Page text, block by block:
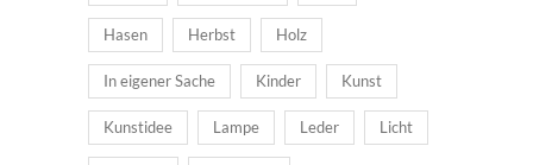
Hasen Herbst Holz
In eigener Sache Kinder Kunst
Kunstidee Lampe Leder Licht